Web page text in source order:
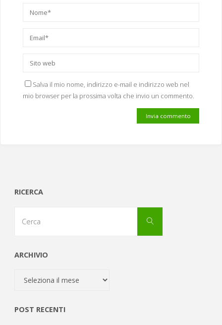
Salva il mio nome, indirizzo e-mail e indirizzo web nel
mio browser per la prossima volta che invio un commento.
RICERCA
Cerca
ARCHIVIO
Archivio
POST RECENTI